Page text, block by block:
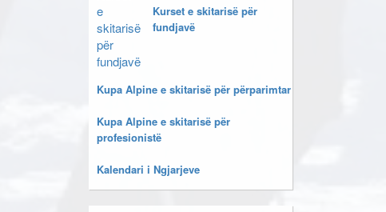
Kurset e skitarisë për
fundjavë
Kupa Alpine e skitarisë për përparimtar
Kupa Alpine e skitarisë për
profesionistë
Kalendari i Ngjarjeve